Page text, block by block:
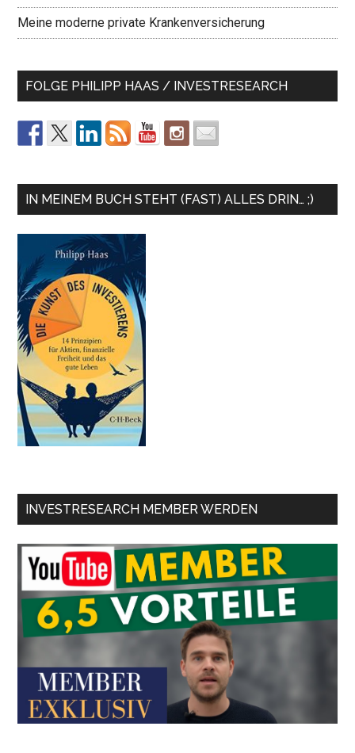
Meine moderne private Krankenversicherung
FOLGE PHILIPP HAAS / INVESTRESEARCH
IN MEINEM BUCH STEHT (FAST) ALLES DRIN… ;)
INVESTRESEARCH MEMBER WERDEN